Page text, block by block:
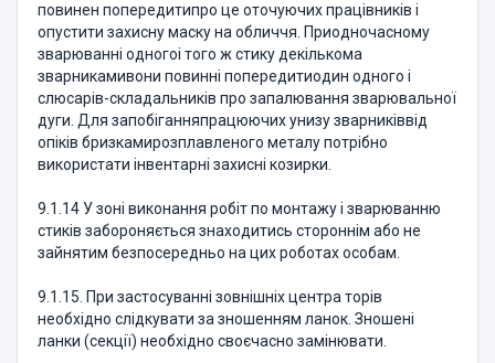
повинен попередитипро це оточуючих працівників і
опустити захисну маску на обличчя. Приодночасному
зварюванні одногоі того ж стику декількома
зварникамивони повинні попередитиодин одного і
слюсарів-складальників про запалювання зварювальної
дуги. Для запобіганняпрацюючих унизу зварниківвід
опіків бризкамирозплавленого металу потрібно
використати інвентарні захисні козирки.
9.1.14 У зоні виконання робіт по монтажу і зварюванню
стиків забороняється знаходитись стороннім або не
зайнятим безпосередньо на цих роботах особам.
9.1.15. При застосуванні зовнішніх центра торів
необхідно слідкувати за зношенням ланок. Зношені
ланки (секції) необхідно своєчасно замінювати.